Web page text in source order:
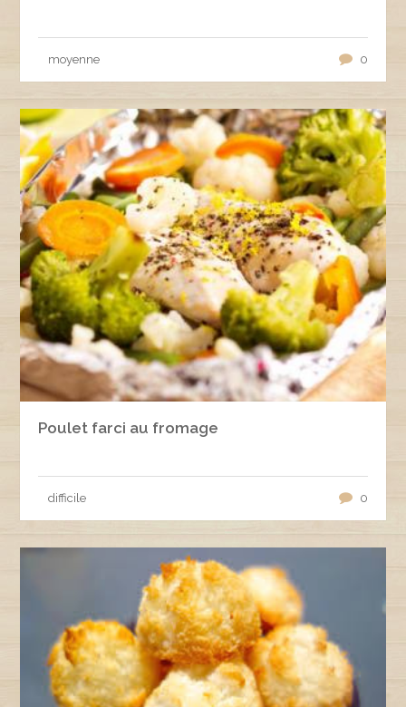
moyenne 0
Poulet farci au fromage
difficile 0